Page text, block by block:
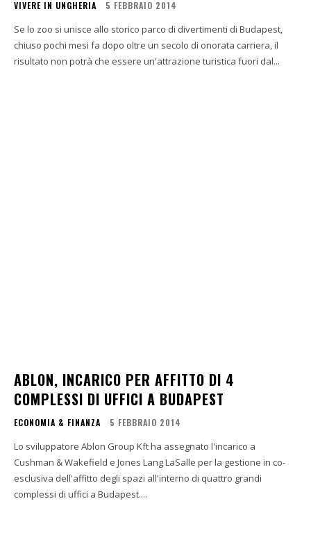
VIVERE IN UNGHERIA 5 FEBBRAIO 2014
Se lo zoo si unisce allo storico parco di divertimenti di Budapest,
chiuso pochi mesi fa dopo oltre un secolo di onorata carriera, il
risultato non potrà che essere un'attrazione turistica fuori dal...
ABLON, INCARICO PER AFFITTO DI 4
COMPLESSI DI UFFICI A BUDAPEST
ECONOMIA & FINANZA 5 FEBBRAIO 2014
Lo sviluppatore Ablon Group Kft ha assegnato l'incarico a
Cushman & Wakefield e Jones Lang LaSalle per la gestione in co-
esclusiva dell'affitto degli spazi all'interno di quattro grandi
complessi di uffici a Budapest....